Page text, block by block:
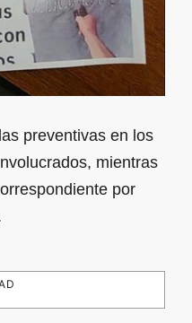
preventivas en los
mientras
por